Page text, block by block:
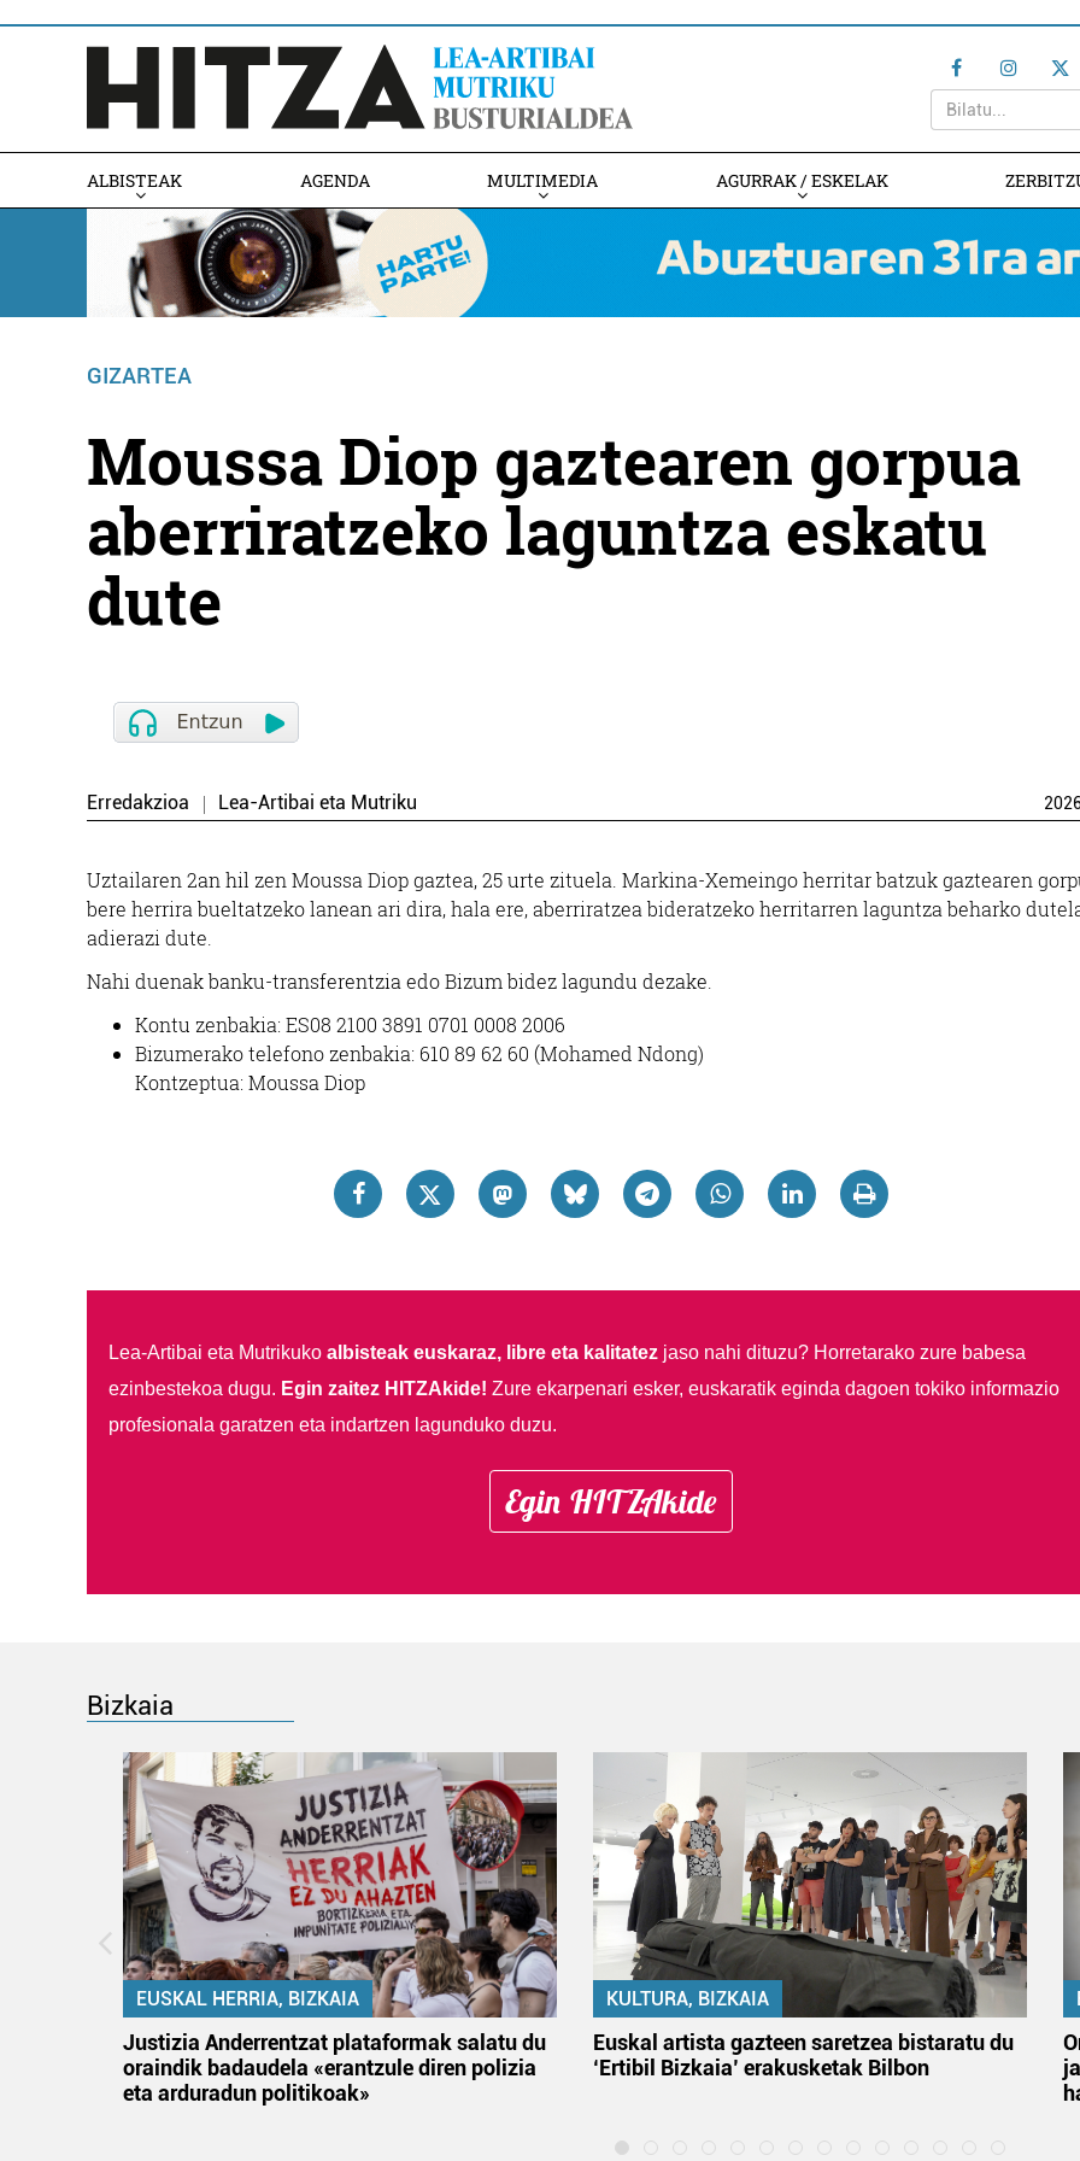
ALBISTEAK AGENDA MULTIMEDIA AGURRAK / ESKELAK
GIZARTEA
Moussa Diop gaztearen gorpua
aberriratzeko laguntza eskatu
dute
Erredakzioa Lea-Artibai eta Mutriku
Uztailaren 2an hil zen Moussa Diop gaztea, 25 urte zituela. Markina-Xemeingo herritar batzuk gaztearen
bere herrira bueltatzeko lanean ari dira, hala ere, aberriratzea bideratzeko herritarren laguntza beharko
adierazi dute.
Nahi duenak banku-transferentzia edo Bizum bidez lagundu dezake.
Kontu zenbakia: ES08 2100 3891 0701 0008 2006
Bizumerako telefono zenbakia: 610 89 62 60 (Mohamed Ndong)
Kontzeptua: Moussa Diop
Lea-Artibai eta Mutrikuko albisteak euskaraz, libre eta kalitatezjaso nahi dituzu? Horretarako zure babesa
ezinbestekoa dugu. Egin zaitez HITZAkide! Zure ekarpenari esker, euskaratik eginda dagoen tokiko informazio
profesionala garatzen eta indartzen lagunduko duzu.
Egin HITZAkide
Bizkaia
EUSKAL HERRIA, BIZKAIA
Justizia Anderrentzat plataformak salatu du
oraindik badaudela «erantzule diren polizia
eta arduradun politikoak»
KULTURA, BIZKAIA
Euskal artista gazteen saretzea bistaratu du
‘Ertibil Bizkaia’ erakusketak Bilbon